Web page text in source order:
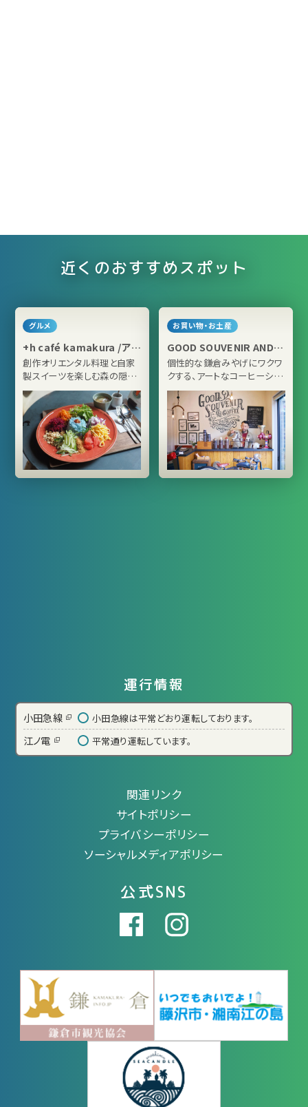
近くのおすすめスポット
グルメ
+h café kamakura /アッ
シュカフェ カマクラ
創作オリエンタル料理と自家
製スイーツを楽しむ森の隠れ
家カフェ
お買い物・お土産
GOOD SOUVENIR AND
COFFEE
個性的な鎌倉みやげにワクワ
クする、アートなコーヒーショ
ップ
運行情報
小田急線 小田急線は平常どおり運転しております。
江ノ電 平常通り運転しています。
関連リンク
サイトポリシー
プライバシーポリシー
ソーシャルメディアポリシー
公式SNS